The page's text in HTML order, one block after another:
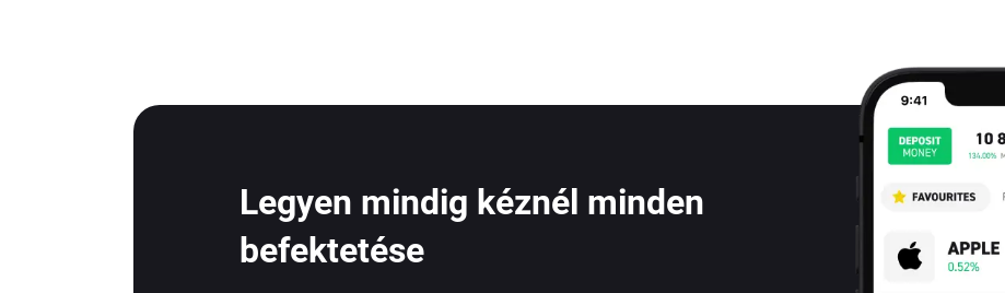
Legyen mindig kéznél minden
befektetése